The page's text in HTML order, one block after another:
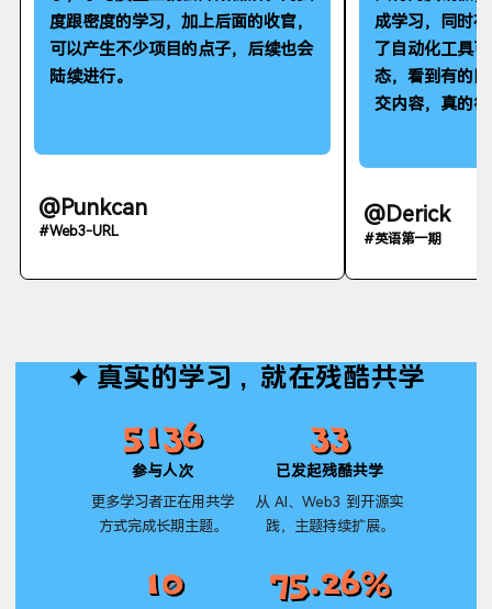
度跟密度的学习，加上后面的收官，
可以产生不少项目的点子，后续也会
陆续进行。
@Punkcan
#Web3-URL
成学习，同时
了自动化工具
态，看到有的
交内容，真的
@Derick
#英语第一期
真实的学习，就在残酷共学
5136
参与人次
更多学习者正在用共学
方式完成长期主题。
33
已发起残酷共学
从 AI、Web3 到开源实
践，主题持续扩展。
10 75.26%